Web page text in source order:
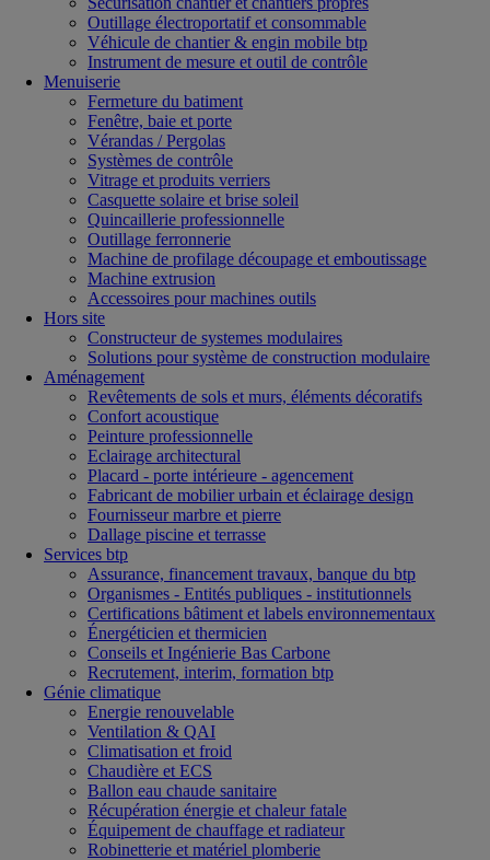
Outillage électroportatif et consommable
Véhicule de chantier & engin mobile btp
Instrument de mesure et outil de contrôle
Menuiserie
Fermeture du batiment
Fenêtre, baie et porte
Vérandas / Pergolas
Systèmes de contrôle
Vitrage et produits verriers
Casquette solaire et brise soleil
Quincaillerie professionnelle
Outillage ferronnerie
Machine de profilage découpage et emboutissage
Machine extrusion
Accessoires pour machines outils
Hors site
Constructeur de systemes modulaires
Solutions pour système de construction modulaire
Aménagement
Revêtements de sols et murs, éléments décoratifs
Confort acoustique
Peinture professionnelle
Eclairage architectural
Placard - porte intérieure - agencement
Fabricant de mobilier urbain et éclairage design
Fournisseur marbre et pierre
Dallage piscine et terrasse
Services btp
Assurance, financement travaux, banque du btp
Organismes - Entités publiques - institutionnels
Certifications bâtiment et labels environnementaux
Énergéticien et thermicien
Conseils et Ingénierie Bas Carbone
Recrutement, interim, formation btp
Génie climatique
Energie renouvelable
Ventilation & QAI
Climatisation et froid
Chaudière et ECS
Ballon eau chaude sanitaire
Récupération énergie et chaleur fatale
Équipement de chauffage et radiateur
Robinetterie et matériel plomberie